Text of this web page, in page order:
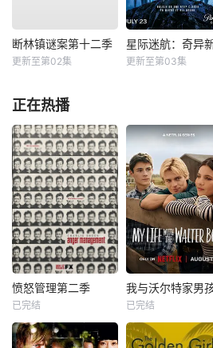
断林镇谜案第十二季
更新至第02集 更新至第03集
正在热播
愤怒管理第二季
已完结 已完结